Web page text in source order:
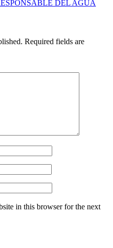
DEL AGUA
Required fields are
in this browser for the next